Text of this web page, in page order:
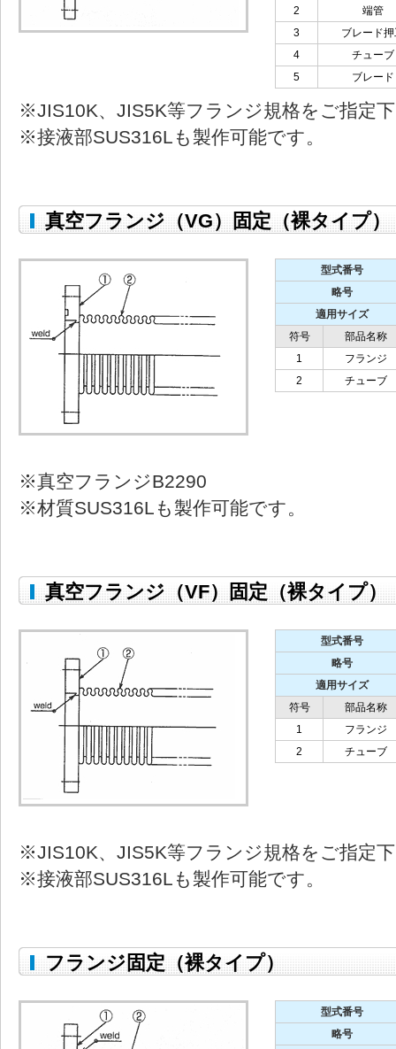
2
端管
3
ブレード押
4
チューブ
5
ブレード
※JIS10K、JIS5K等フランジ規格をご指定
※接液部SUS316Lも製作可能です。
真空フランジ（VG）固定（裸タイプ）
型式番号
略号
適用サイズ
符号
部品名称
1
フランジ
2
チューブ
※真空フランジB2290
※材質SUS316Lも製作可能です。
真空フランジ（VF）固定（裸タイプ）
型式番号
略号
適用サイズ
符号
部品名称
1
フランジ
2
チューブ
※JIS10K、JIS5K等フランジ規格をご指定
※接液部SUS316Lも製作可能です。
フランジ固定（裸タイプ）
型式番号
略号